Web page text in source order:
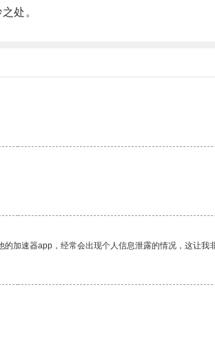
处。
加速器app，经常会出现个人信息泄露的情况，这让我